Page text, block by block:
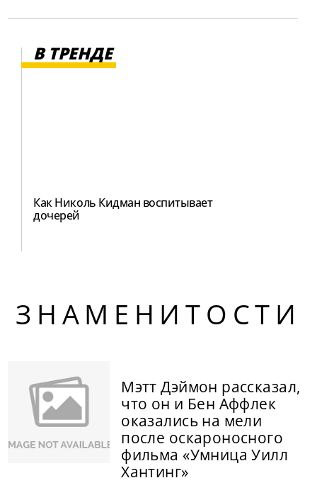
В ТРЕНДЕ
Как Николь Кидман воспитывает
дочерей
ЗНАМЕНИТОСТИ
Мэтт Дэймон рассказал,
что он и Бен Аффлек
оказались на мели
после оскароносного
фильма «Умница Уилл
Хантинг»